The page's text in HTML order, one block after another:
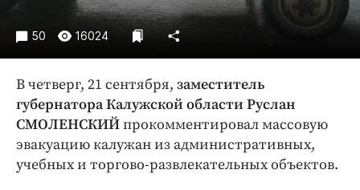
Медиаперсона
Интересное чтиво
Клиника года
Бренд года
Работодатель года
50 16024
В четверг, 21 сентября, заместитель
губернатора Калужской области Руслан
СМОЛЕНСКИЙпрокомментировал массовую
эвакуацию калужан из административных,
учебных и торгово-развлекательных объектов.